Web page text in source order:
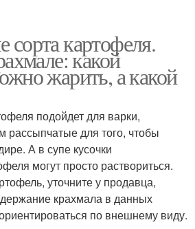
картофеля.
какой
жарить, а какой
подойдет для варки,
рассыпчатые для того, чтобы
А в супе кусочки
могут просто раствориться.
уточните у продавца,
крахмала в данных
по внешнему виду.